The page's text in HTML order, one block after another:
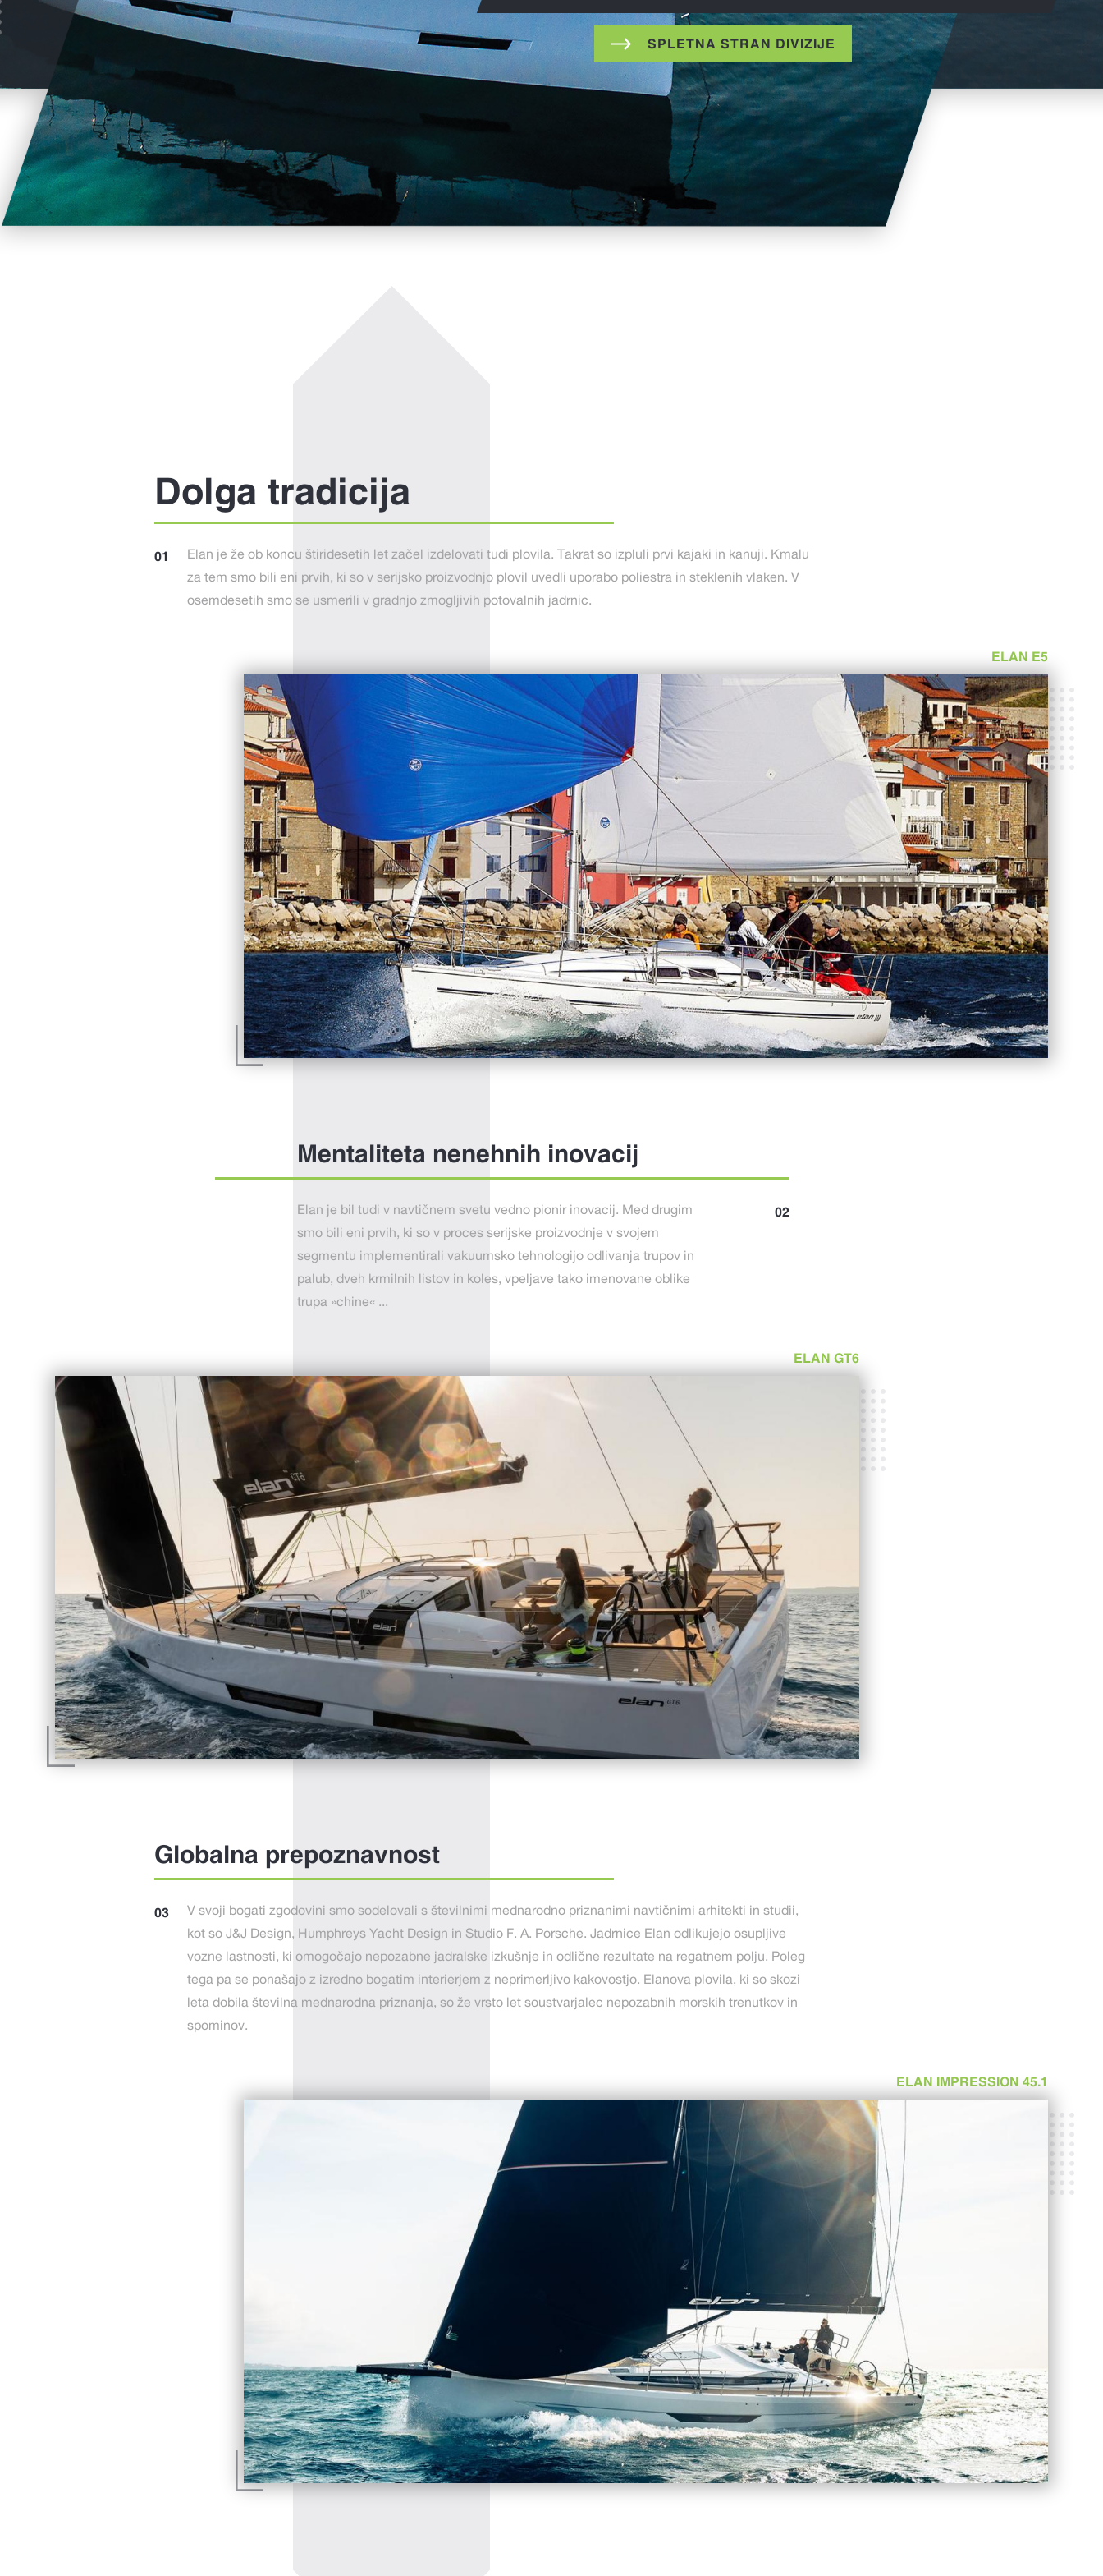
SPLETNA STRAN DIVIZIJE
Dolga tradicija
Elan je že ob koncu štiridesetih let začel izdelovati tudi plovila. Takrat so izpluli prvi kajaki in kanuji. Kmalu
za tem smo bili eni prvih, ki so v serijsko proizvodnjo plovil uvedli uporabo poliestra in steklenih vlaken. V
osemdesetih smo se usmerili v gradnjo zmogljivih potovalnih jadrnic.
ELAN E5
Mentaliteta nenehnih inovacij
Elan je bil tudi v navtičnem svetu vedno pionir inovacij. Med drugim
smo bili eni prvih, ki so v proces serijske proizvodnje v svojem
segmentu implementirali vakuumsko tehnologijo odlivanja trupov in
palub, dveh krmilnih listov in koles, vpeljave tako imenovane oblike
trupa »chine« ...
ELAN GT6
Globalna prepoznavnost
V svoji bogati zgodovini smo sodelovali s številnimi mednarodno priznanimi navtičnimi arhitekti in studii,
kot so J&J Design, Humphreys Yacht Design in Studio F. A. Porsche. Jadrnice Elan odlikujejo osupljive
vozne lastnosti, ki omogočajo nepozabne jadralske izkušnje in odlične rezultate na regatnem polju. Poleg
tega pa se ponašajo z izredno bogatim interierjem z neprimerljivo kakovostjo. Elanova plovila, ki so skozi
leta dobila številna mednarodna priznanja, so že vrsto let soustvarjalec nepozabnih morskih trenutkov in
spominov.
ELAN IMPRESSION 45.1